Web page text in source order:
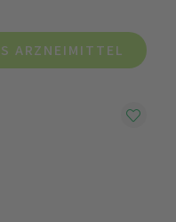
ARZNEIMITTEL